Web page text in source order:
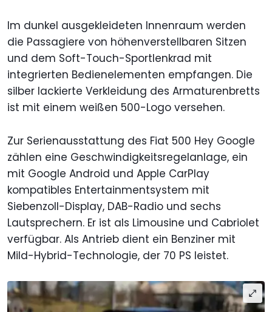
Im dunkel ausgekleideten Innenraum werden
die Passagiere von höhenverstellbaren Sitzen
und dem Soft-Touch-Sportlenkrad mit
integrierten Bedienelementen empfangen. Die
silber lackierte Verkleidung des Armaturenbretts
ist mit einem weißen 500-Logo versehen.
Zur Serienausstattung des Fiat 500 Hey Google
zählen eine Geschwindigkeitsregelanlage, ein
mit Google Android und Apple CarPlay
kompatibles Entertainmentsystem mit
Siebenzoll-Display, DAB-Radio und sechs
Lautsprechern. Er ist als Limousine und Cabriolet
verfügbar. Als Antrieb dient ein Benziner mit
Mild-Hybrid-Technologie, der 70 PS leistet.